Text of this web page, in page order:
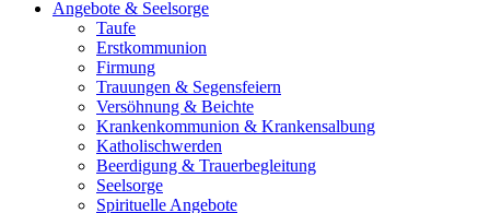
Angebote & Seelsorge
Taufe
Erstkommunion
Firmung
Trauungen & Segensfeiern
Versöhnung & Beichte
Krankenkommunion & Krankensalbung
Katholischwerden
Beerdigung & Trauerbegleitung
Seelsorge
Spirituelle Angebote